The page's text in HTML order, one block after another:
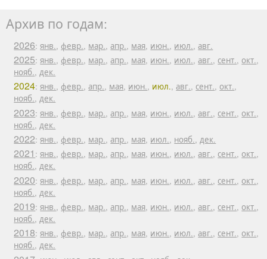
Архив по годам:
2026:янв., февр., мар.,апр., мая, июн., июл.,авг.
2025:янв., февр., мар.,апр., мая, июн., июл.,авг., сент., окт.,
нояб.,дек.
2024:янв., февр.,апр., мая, июн., июл.,авг., сент., окт.,
нояб.,дек.
2023:янв., февр., мар.,апр., мая, июн., июл.,авг., сент., окт.,
нояб., дек.
2022:янв., февр., мар.,апр., мая, июл., нояб.,дек.
2021 :янв., февр., мар.,апр., мая, июн., июл.,авг., сент., окт.,
нояб.,дек.
2020:янв., февр., мар.,апр., мая, июн., июл.,авг., сент., окт.,
нояб., дек.
2019:янв., февр., мар.,апр., мая, июн., июл.,авг., сент., окт.,
нояб.,дек.
2018:янв., февр., мар.,апр., мая, июн., июл.,авг., сент., окт.,
нояб.,дек.